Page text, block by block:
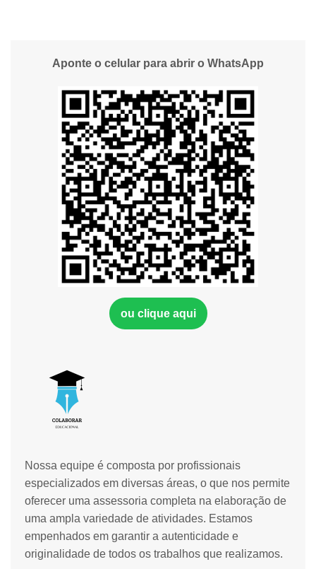
Nossa equipe é composta por profissionais
especializados em diversas áreas, o que nos permite
oferecer uma assessoria completa na elaboração de
uma ampla variedade de atividades. Estamos
empenhados em garantir a autenticidade e
originalidade de todos os trabalhos que realizamos.
Aponte o celular para abrir o WhatsApp
ou clique aqui